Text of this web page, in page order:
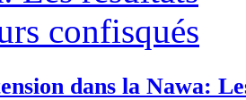
dans la Nawa: